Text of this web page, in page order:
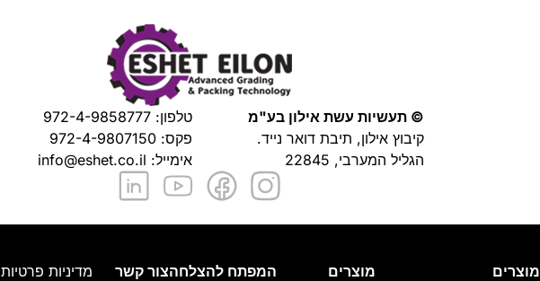
© תעשיות עשת אילון בע"מ
קיבוץ אילון, תיבת דואר נייד.
הגליל המערבי, 22845
טלפון: 972-4-9858777
פקס: 972-4-9807150
אימייל: info@eshet.co.il
מוצרים
מוצרים
המפתח להצלחהצור קשר
מדיניות פרטיות